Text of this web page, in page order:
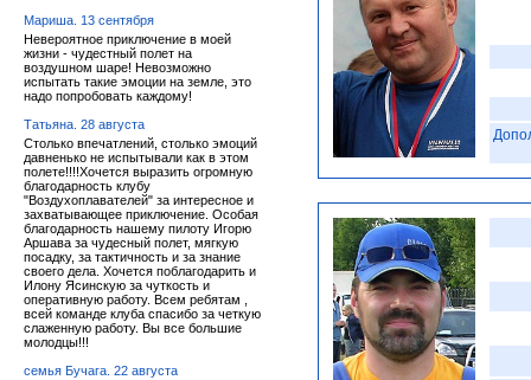
Мариша. 13 сентября
Невероятное приключение в моей
жизни - чудестный полет на
воздушном шаре! Невозможно
испытать такие эмоции на земле, это
надо попробовать каждому!
Татьяна. 28 августа
Столько впечатлений, столько эмоций
давненько не испытывали как в этом
полете!!!!Хочется выразить огромную
благодарность клубу
"Воздухоплавателей" за интересное и
захватывающее приключение. Особая
благодарность нашему пилоту Игорю
Аршава за чудесный полет, мягкую
посадку, за тактичность и за знание
своего дела. Хочется поблагодарить и
Илону Ясинскую за чуткость и
оперативную работу. Всем ребятам ,
всей команде клуба спасибо за четкую
слаженную работу. Вы все большие
молодцы!!!
семья Бучага. 22 августа